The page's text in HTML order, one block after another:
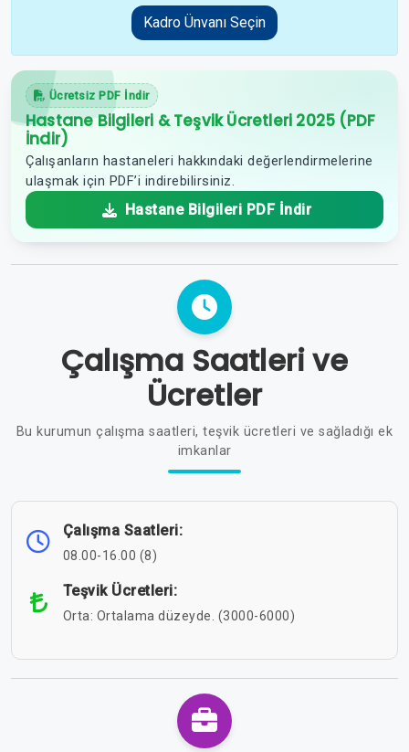
Kadro Ünvanı Seçin
Ücretsiz PDF İndir
Hastane Bilgileri & Teşvik Ücretleri 2025 (PDF
İndir)
Çalışanların hastaneleri hakkındaki değerlendirmelerine
ulaşmak için PDF’i indirebilirsiniz.
Hastane Bilgileri PDF İndir
Çalışma Saatleri ve
Ücretler
Bu kurumun çalışma saatleri, teşvik ücretleri ve sağladığı ek
imkanlar
Çalışma Saatleri:
08.00-16.00 (8)
Teşvik Ücretleri:
Orta: Ortalama düzeyde. (3000-6000)